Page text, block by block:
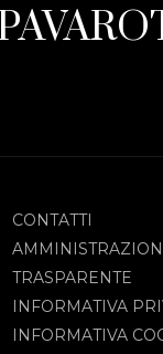
CONTATTI
TRASPARENTE
INFORMATIVA
INFORMATIVA